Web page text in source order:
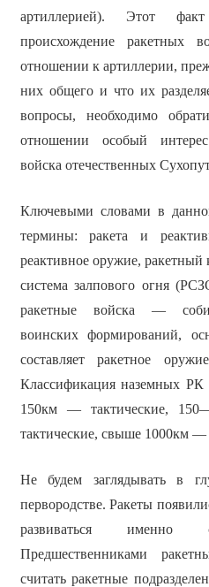
артиллерией). Этот факт
происхождение ракетных
отношении к артиллерии,
них общего и что их
вопросы, необходимо
отношении особый
войска отечественных
Ключевыми словами в
термины: ракета и
реактивное оружие, ракетный
система залпового огня
ракетные войска —
воинских формирований,
составляет ракетное
Классификация наземных РК
150км — тактические,
тактические, свыше 1000км —
Не будем заглядывать в
первородстве. Ракеты
развиваться именно
Предшественниками
считать ракетные